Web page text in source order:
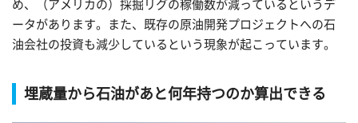
め、（アメリカの）採掘リグの稼働数が減っているというデ
ータがあります。また、既存の原油開発プロジェクトへの石
油会社の投資も減少しているという現象が起こっています。
埋蔵量から石油があと何年持つのか算出できる